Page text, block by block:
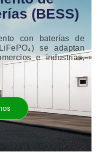
(BESS)
con baterías de
se adaptan
e industrias,